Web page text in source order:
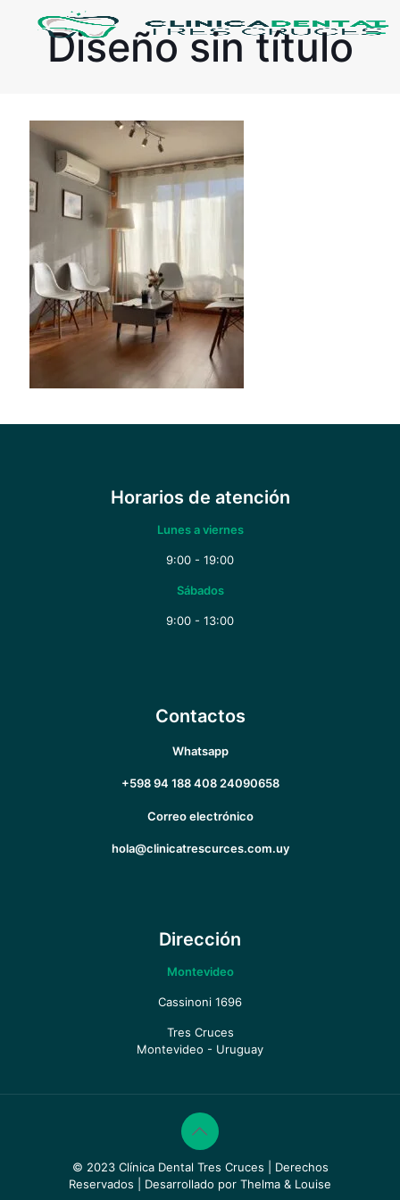
Diseño sin título
Horarios de atención
Lunes a viernes
9:00 - 19:00
Sábados
9:00 - 13:00
Contactos
Whatsapp
+598 94 188 40824090658
Correo electrónico
hola@clinicatrescurces.com.uy
Dirección
Montevideo
Cassinoni 1696
Tres Cruces
Montevideo - Uruguay
© 2023 Clínica Dental Tres Cruces | Derechos
Reservados | Desarrollado por Thelma & Louise